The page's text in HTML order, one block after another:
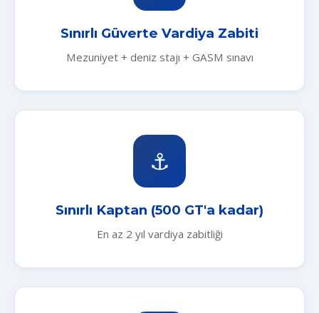
Sınırlı Güverte Vardiya Zabiti
Mezuniyet + deniz stajı + GASM sınavı
⚓
Sınırlı Kaptan (500 GT'a kadar)
En az 2 yıl vardiya zabitliği